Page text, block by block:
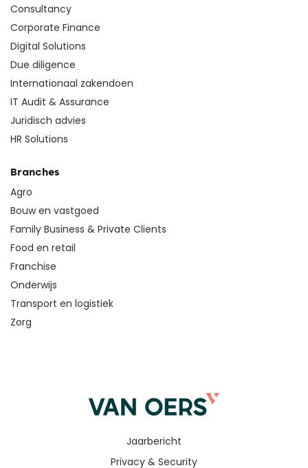
Consultancy
Corporate Finance
Digital Solutions
Due diligence
Internationaal zakendoen
IT Audit & Assurance
Juridisch advies
HR Solutions
Branches
Agro
Bouw en vastgoed
Family Business & Private Clients
Food en retail
Franchise
Onderwijs
Transport en logistiek
Zorg
Privacy & Security
Jaarbericht